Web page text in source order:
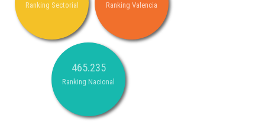
Ranking Sectorial Ranking Valencia
465.235
Ranking Nacional